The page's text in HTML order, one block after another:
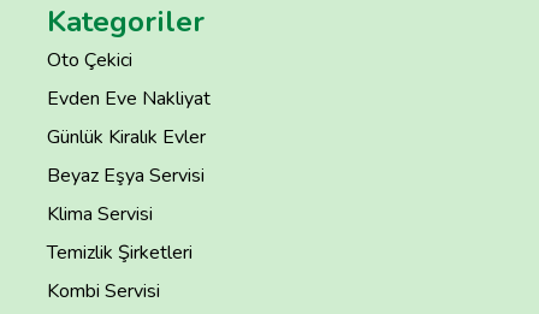
Kategoriler
Oto Çekici
Evden Eve Nakliyat
Günlük Kiralık Evler
Beyaz Eşya Servisi
Klima Servisi
Temizlik Şirketleri
Kombi Servisi